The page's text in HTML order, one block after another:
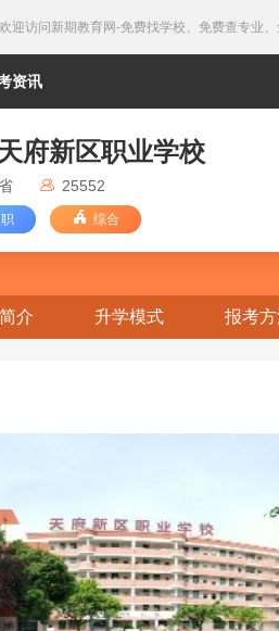
欢迎访问新期教育网-免费找学校、免费查专业
资讯
府新区职业学校
25552
综合
介 升学模式 报考